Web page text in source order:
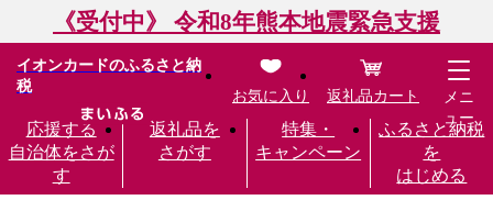
《受付中》 令和8年熊本地震緊急支援
イオンカードのふるさと納
税
応援する
自治体をさが
す
返礼品を
さがす
特集・
キャンペーン
ふるさと納税
を
はじめる
お気に入り 返礼品カート
メニ
ュー